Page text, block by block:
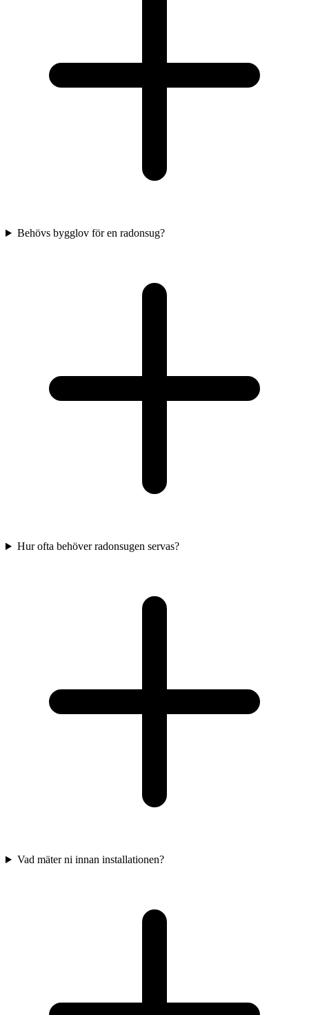
Behövs bygglov för en radonsug?
Hur ofta behöver radonsugen servas?
Vad mäter ni innan installationen?